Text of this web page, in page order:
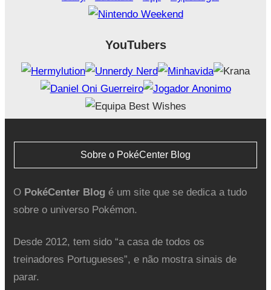
YouTubers
Sobre o PokéCenter Blog
O PokéCenter Blogé um site que se dedica a tudo
sobre o universo Pokémon.
Desde 2012, tem sido “a casa de todos os
treinadores Portugueses”, e não mostra sinais de
parar.